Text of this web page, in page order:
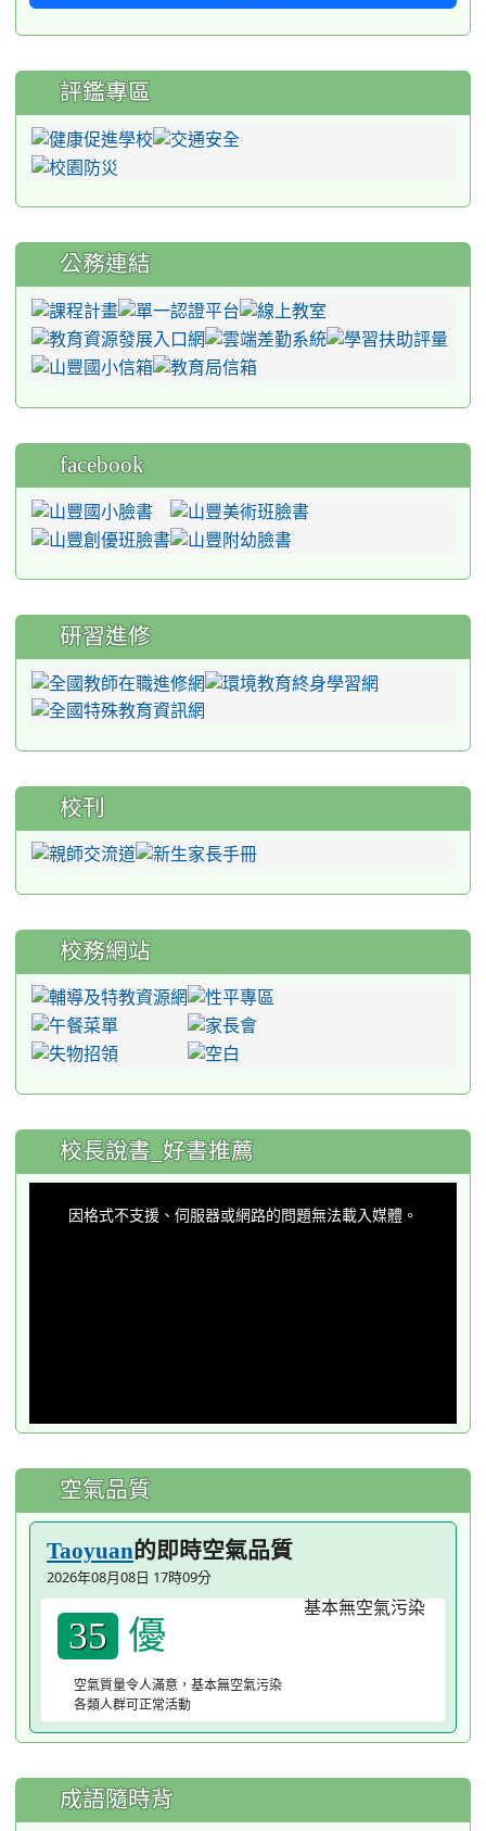
評鑑專區
公務連結
facebook
研習進修
校刊
校務網站
:::
校長說書_好書推薦
因格式不支援、伺服器或網路的問題無法載入媒體。
空氣品質
Taoyuan的即時空氣品質
2026年08月08日 17時09分
35 優
空氣質量令人滿意，基本無空氣污染
各類人群可正常活動
成語隨時背